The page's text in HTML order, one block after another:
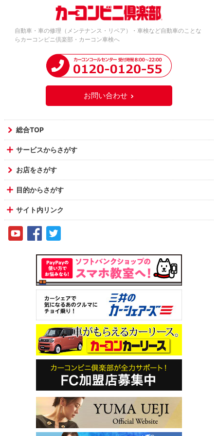
自動車・車の修理（メンテナンス・リペア）・車検など自動車のことな
らカーコンビニ倶楽部・カーコン車検へ
お問い合わせ
総合TOP
サービスからさがす
お店をさがす
目的からさがす
サイト内リンク